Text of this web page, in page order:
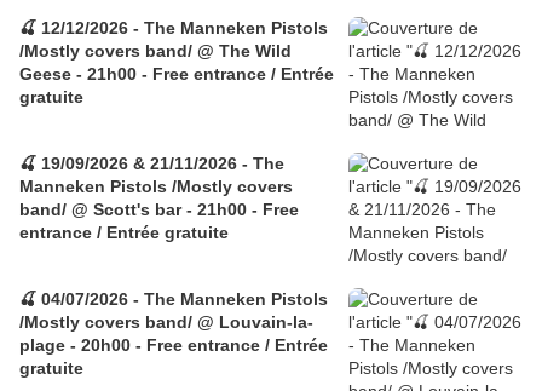
🍒 12/12/2026 - The Manneken Pistols
/Mostly covers band/ @ The Wild
Geese - 21h00 - Free entrance / Entrée
gratuite
🍒 19/09/2026 & 21/11/2026 - The
Manneken Pistols /Mostly covers
band/ @ Scott's bar - 21h00 - Free
entrance / Entrée gratuite
🍒 04/07/2026 - The Manneken Pistols
/Mostly covers band/ @ Louvain-la-
plage - 20h00 - Free entrance / Entrée
gratuite